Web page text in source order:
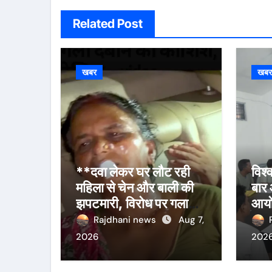
Related Post
खबर
**दवा लेकर घर लौट रही
महिला से चेन और बाली की
झपटमारी, विरोध पर गला
दबाने का प्रयास**
Rajdhani news
Aug 7,
2026
खबर